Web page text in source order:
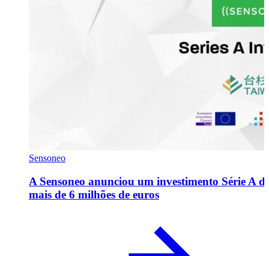
Sensoneo
A Sensoneo anunciou um investimento Série A
mais de 6 milhões de euros